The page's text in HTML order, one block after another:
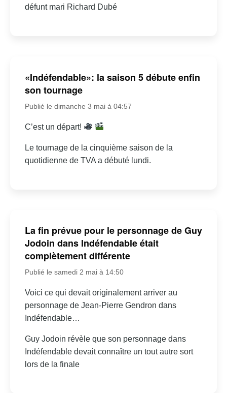
défunt mari Richard Dubé
«Indéfendable»: la saison 5 débute enfin
son tournage
Publié le dimanche 3 mai à 04:57
C’est un départ!
Le tournage de la cinquième saison de la
quotidienne de TVA a débuté lundi.
La fin prévue pour le personnage de Guy
Jodoin dans Indéfendable était
complètement différente
Publié le samedi 2 mai à 14:50
Voici ce qui devait originalement arriver au
personnage de Jean-Pierre Gendron dans
Indéfendable…
Guy Jodoin révèle que son personnage dans
Indéfendable devait connaître un tout autre sort
lors de la finale